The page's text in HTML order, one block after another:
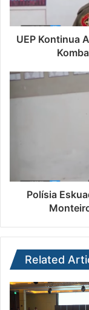
UEP Kontinua
Polísia
Related